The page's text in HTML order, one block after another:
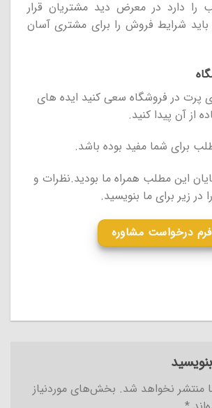
را دارد در معرض دید مشتریان قرار
شرایط فروش را برای مشتری آسان
پرت در فروشگاه سعی کنید ایده های
از آن پیدا کنید.
برای شما مفید بوده باشد.
این مطلب همراه ما بودید.نظرات و
در زیر برای ما بنویسید.
فرم درخواست مشاوره
منتشر نخواهد شد. بخش‌های موردنیاز